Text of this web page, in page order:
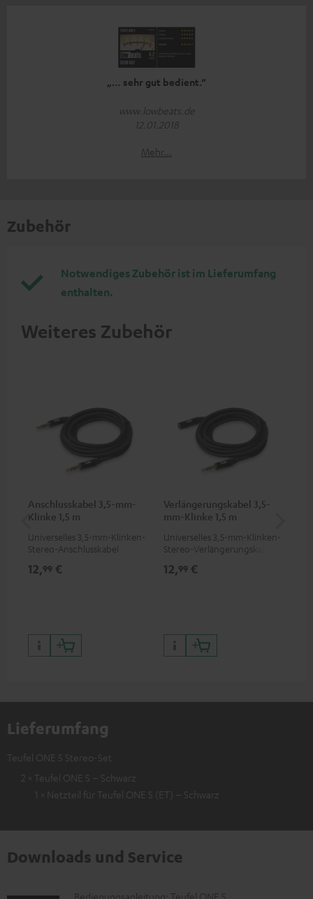
„… sehr gut bedient.“
www.lowbeats.de
12.01.2018
Mehr...
Zubehör
Notwendiges Zubehör ist im Lieferumfang
enthalten.
Weiteres Zubehör
Anschlusskabel 3,5-mm-
Klinke 1,5 m
Universelles 3,5-mm-Klinken-
Stereo-Anschlusskabel
12,99 €
Verlängerungskabel 3,5-
mm-Klinke 1,5 m
Universelles 3,5-mm-Klinken-
Stereo-Verlängerungskabel
12,99 €
Lieferumfang
Teufel ONE S Stereo-Set
2 × Teufel ONE S – Schwarz
1 × Netzteil für Teufel ONE S (ET) – Schwarz
Downloads und Service
Bedienungsanleitung: Teufel ONE S